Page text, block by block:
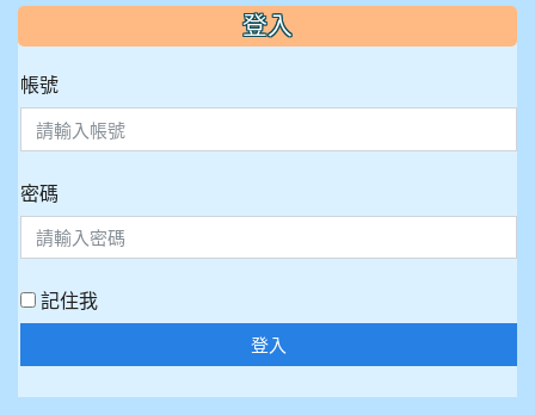
::: 登入
帳號
密碼
記住我
登入